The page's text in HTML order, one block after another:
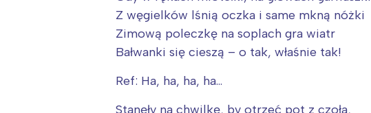
Z węgielków lśnią oczka i same mkną nóżki
Zimową poleczkę na soplach gra wiatr
Bałwanki się cieszą – o tak, właśnie tak!
Ref: Ha, ha, ha, ha…
Stanęły na chwilkę, by otrzeć pot z czoła,